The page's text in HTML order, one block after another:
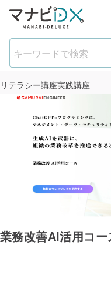
リテラシー講座実践講座
業務改善AI活用コー